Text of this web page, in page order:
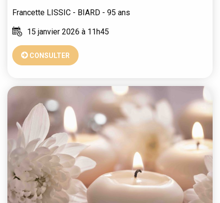
Francette LISSIC - BIARD - 95 ans
15 janvier 2026 à 11h45
CONSULTER